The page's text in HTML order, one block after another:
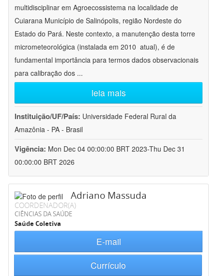
multidisciplinar em Agroecossistema na localidade de
Cuiarana Município de Salinópolis, região Nordeste do
Estado do Pará. Neste contexto, a manutenção desta torre
micrometeorológica (instalada em 2010  atual), é de
fundamental importância para termos dados observacionais
para calibração dos ...
leia mais
Instituição/UF/País: Universidade Federal Rural da
Amazônia - PA - Brasil
Vigência: Mon Dec 04 00:00:00 BRT 2023-Thu Dec 31
00:00:00 BRT 2026
Adriano Massuda
COORDENADOR(A)
CIÊNCIAS DA SAÚDE
Saúde Coletiva
E-mail
Currículo